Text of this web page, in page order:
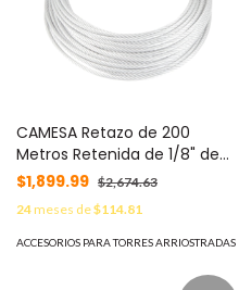
CAMESA Retazo de 200
Metros Retenida de 1/8" de
Alta Resistencia, Galvanizado
clase A. MOD: S-RET-
318CAM*200MTS
$1,899.99 $2,674.63
24meses de$114.81
ACCESORIOS PARA TORRES ARRIOSTRADAS